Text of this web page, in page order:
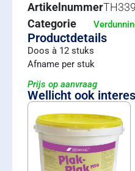
Artikelnummer
Categorie
Productdetails
Doos à 12 stuks
Afname per stuk
Prijs op aanvraag
Wellicht ook